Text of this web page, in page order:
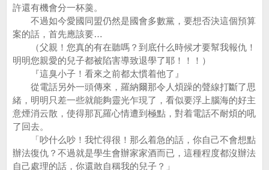
許還有機會分一杯羹。
不過如今愛國同盟仍然是國會多數黨，要想否決這個預算
案的話，首先應該要…
（父親！您真的有在聽嗎？到底什么時候才要幫我報仇！
明明您親愛的兒子都被陷害導致退學了耶！！！）
『這臭小子！看來之前都太慣着他了』
從電話另外一頭傳來，羅納爾那令人煩躁的聲線打斷了思
緒，明明只差一些就能夠靈光乍現了，看似要浮上腦海的好主
意煙消云散，使得那瓦羅心情遭到極點，對着電話不耐煩的吼
了回去。
「吵什么吵！我忙得很！那么着急的話，你自己不會想點
辦法復仇？不過就是學生會辦家家酒而已，這種程度都沒辦法
自己處理的話，你還敢自稱我的兒子？」